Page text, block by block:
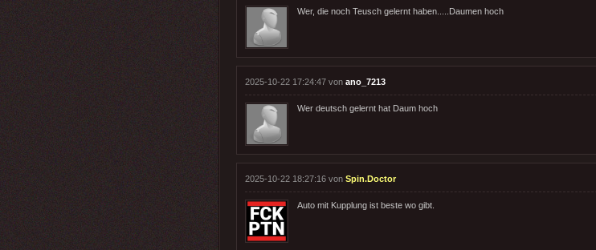
Wer, die noch Teusch gelernt haben.....Daumen hoch
2025-10-22 17:24:47 von ano_7213
Wer deutsch gelernt hat Daum hoch
2025-10-22 18:27:16 von Spin.Doctor
Auto mit Kupplung ist beste wo gibt.